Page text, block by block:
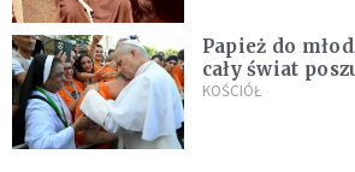
Papież do
cały świat
nowych
KOŚCIÓŁ